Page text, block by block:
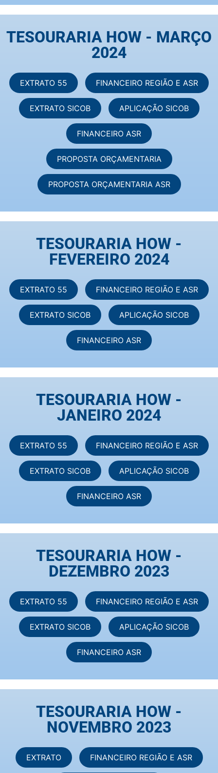
TESOURARIA HOW - MARÇO
2024
EXTRATO 55 FINANCEIRO REGIÃO E ASR
EXTRATO SICOB APLICAÇÃO SICOB
FINANCEIRO ASR
PROPOSTA ORÇAMENTARIA
PROPOSTA ORÇAMENTARIA ASR
TESOURARIA HOW -
FEVEREIRO 2024
EXTRATO 55 FINANCEIRO REGIÃO E ASR
EXTRATO SICOB APLICAÇÃO SICOB
FINANCEIRO ASR
TESOURARIA HOW -
JANEIRO 2024
EXTRATO 55 FINANCEIRO REGIÃO E ASR
EXTRATO SICOB APLICAÇÃO SICOB
FINANCEIRO ASR
TESOURARIA HOW -
DEZEMBRO 2023
EXTRATO 55 FINANCEIRO REGIÃO E ASR
EXTRATO SICOB APLICAÇÃO SICOB
FINANCEIRO ASR
TESOURARIA HOW -
NOVEMBRO 2023
EXTRATO FINANCEIRO REGIÃO E ASR